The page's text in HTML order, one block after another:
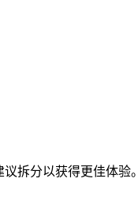
拆分以获得更佳体验。